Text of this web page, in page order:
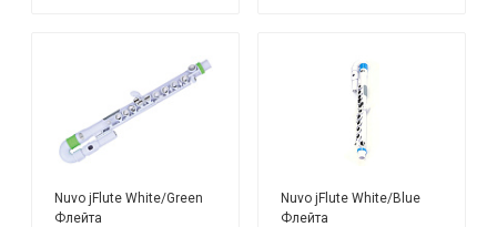
Nuvo jFlute White/Green
Флейта
Nuvo jFlute White/Blue
Флейта